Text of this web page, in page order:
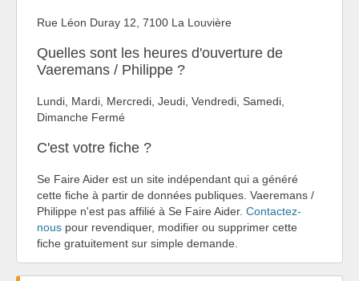
Rue Léon Duray 12, 7100 La Louvière
Quelles sont les heures d'ouverture de
Vaeremans / Philippe ?
Lundi, Mardi, Mercredi, Jeudi, Vendredi, Samedi,
Dimanche Fermé
C'est votre fiche ?
Se Faire Aider est un site indépendant qui a généré
cette fiche à partir de données publiques. Vaeremans /
Philippe n'est pas affilié à Se Faire Aider. Contactez-
nous pour revendiquer, modifier ou supprimer cette
fiche gratuitement sur simple demande.